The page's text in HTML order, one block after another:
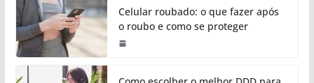
Celular roubado: o que fazer após
o roubo e como se proteger